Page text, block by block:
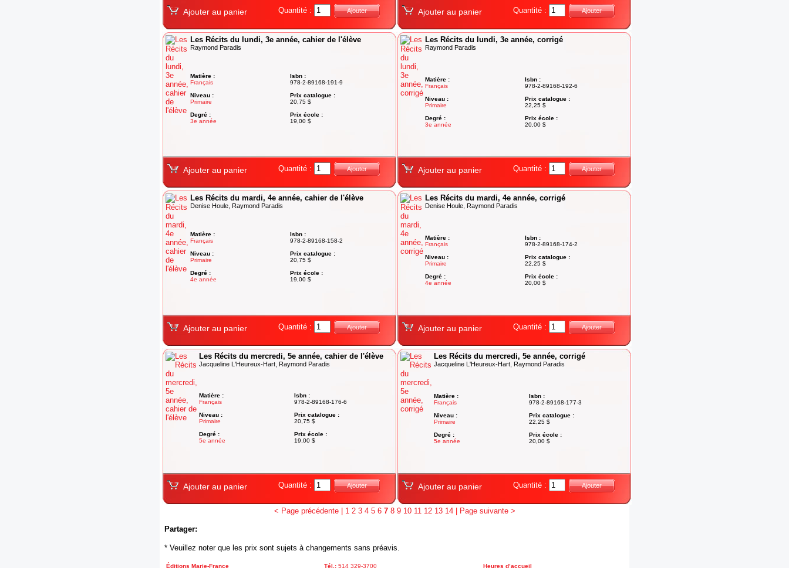
Ajouter au panier Quantité : Ajouter Ajouter au panier Quantité : Ajouter
Les Récits du lundi, 3e année, cahier de l'élève
Raymond Paradis
Matière :
Français
Niveau :
Primaire
Degré :
3e année
Isbn :
978-2-89168-191-9
Prix catalogue :
20,75 $
Prix école :
19,00 $
Ajouter au panier Quantité : Ajouter
Les Récits du lundi, 3e année, corrigé
Raymond Paradis
Matière :
Français
Niveau :
Primaire
Degré :
3e année
Isbn :
978-2-89168-192-6
Prix catalogue :
22,25 $
Prix école :
20,00 $
Ajouter au panier Quantité : Ajouter
Les Récits du mardi, 4e année, cahier de l'élève
Denise Houle, Raymond Paradis
Matière :
Français
Niveau :
Primaire
Degré :
4e année
Isbn :
978-2-89168-158-2
Prix catalogue :
20,75 $
Prix école :
19,00 $
Ajouter au panier Quantité : Ajouter
Les Récits du mardi, 4e année, corrigé
Denise Houle, Raymond Paradis
Matière :
Français
Niveau :
Primaire
Degré :
4e année
Isbn :
978-2-89168-174-2
Prix catalogue :
22,25 $
Prix école :
20,00 $
Ajouter au panier Quantité : Ajouter
Les Récits du mercredi, 5e année, cahier de l'élève
Jacqueline L'Heureux-Hart, Raymond Paradis
Matière :
Français
Niveau :
Primaire
Degré :
5e année
Isbn :
978-2-89168-176-6
Prix catalogue :
20,75 $
Prix école :
19,00 $
Ajouter au panier Quantité : Ajouter
Les Récits du mercredi, 5e année, corrigé
Jacqueline L'Heureux-Hart, Raymond Paradis
Matière :
Français
Niveau :
Primaire
Degré :
5e année
Isbn :
978-2-89168-177-3
Prix catalogue :
22,25 $
Prix école :
20,00 $
Ajouter au panier Quantité : Ajouter
< Page précédente| 1 2 3 4 5 6 7 8 9 10 11 12 13 14 Page suivante >
Partager:
* Veuillez noter que les prix sont sujets à changements sans préavis.
Éditions Marie-France Tél.: 514 329-3700 Heures d’accueil